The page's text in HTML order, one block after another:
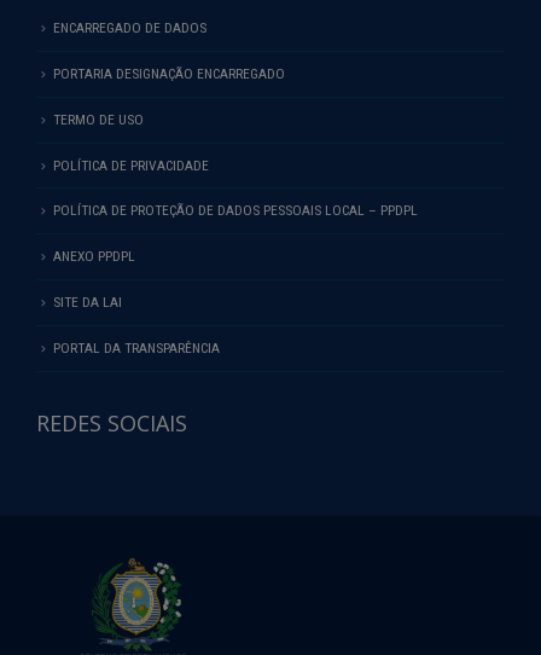
ENCARREGADO DE DADOS
PORTARIA DESIGNAÇÃO ENCARREGADO
TERMO DE USO
POLÍTICA DE PRIVACIDADE
POLÍTICA DE PROTEÇÃO DE DADOS PESSOAIS LOCAL – PPDPL
ANEXO PPDPL
SITE DA LAI
PORTAL DA TRANSPARÊNCIA
REDES SOCIAIS